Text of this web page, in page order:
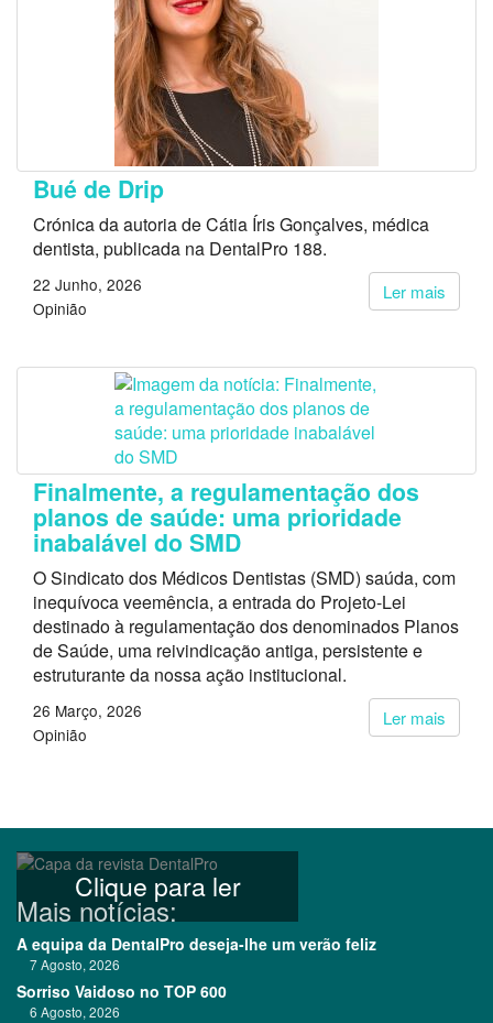
Bué de Drip
Crónica da autoria de Cátia Íris Gonçalves, médica
dentista, publicada na DentalPro 188.
Ler mais
22 Junho, 2026
Opinião
Finalmente, a regulamentação dos
planos de saúde: uma prioridade
inabalável do SMD
O Sindicato dos Médicos Dentistas (SMD) saúda, com
inequívoca veemência, a entrada do Projeto-Lei
destinado à regulamentação dos denominados Planos
de Saúde, uma reivindicação antiga, persistente e
estruturante da nossa ação institucional.
Ler mais
26 Março, 2026
Opinião
Clique para ler
Mais notícias:
A equipa da DentalPro deseja-lhe um verão feliz
7 Agosto, 2026
Sorriso Vaidoso no TOP 600
6 Agosto, 2026